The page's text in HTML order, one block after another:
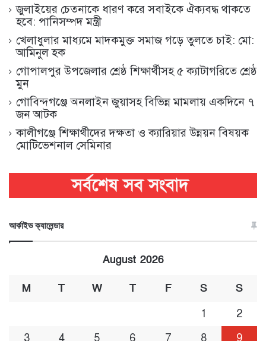
জুলাইয়ের চেতনাকে ধারণ করে সবাইকে ঐক্যবদ্ধ থাকতে
হবে: পানিসম্পদ মন্ত্রী
খেলাধুলার মাধ্যমে মাদকমুক্ত সমাজ গড়ে তুলতে চাই: মো:
আমিনুল হক
গোপালপুর উপজেলার শ্রেষ্ঠ শিক্ষার্থীসহ ৫ ক্যাটাগরিতে শ্রেষ্ঠ
মুন
গোবিন্দগঞ্জে অনলাইন জুয়াসহ বিভিন্ন মামলায় একদিনে ৭
জন আটক
কালীগঞ্জে শিক্ষার্থীদের দক্ষতা ও ক্যারিয়ার উন্নয়ন বিষয়ক
মোটিভেশনাল সেমিনার
আর্কাইভ ক্যালেন্ডার
August 2026
M T W T F S S
1
2
3
4 5 6 7 8
9